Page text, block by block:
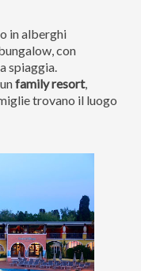
in alberghi
con
spiaggia.
familyresort,
trovano il luogo